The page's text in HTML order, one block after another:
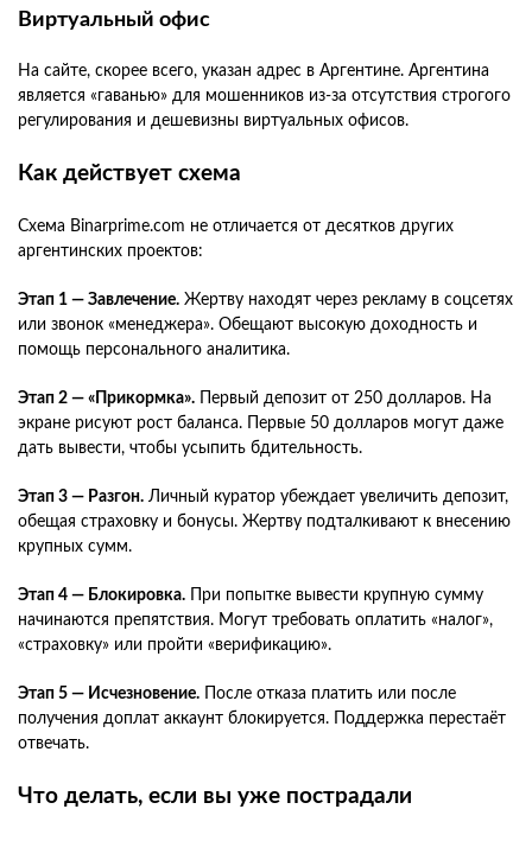
Виртуальный офис
На сайте, скорее всего, указан адрес в Аргентине. Аргентина
является «гаванью» для мошенников из-за отсутствия строгого
регулирования и дешевизны виртуальных офисов.
Как действует схема
Схема Binarprime.com не отличается от десятков других
аргентинских проектов:
Этап 1 — Завлечение. Жертву находят через рекламу в соцсетях
или звонок «менеджера». Обещают высокую доходность и
помощь персонального аналитика.
Этап 2 — «Прикормка». Первый депозит от 250 долларов. На
экране рисуют рост баланса. Первые 50 долларов могут даже
дать вывести, чтобы усыпить бдительность.
Этап 3 — Разгон. Личный куратор убеждает увеличить депозит,
обещая страховку и бонусы. Жертву подталкивают к внесению
крупных сумм.
Этап 4 — Блокировка. При попытке вывести крупную сумму
начинаются препятствия. Могут требовать оплатить «налог»,
«страховку» или пройти «верификацию».
Этап 5 — Исчезновение. После отказа платить или после
получения доплат аккаунт блокируется. Поддержка перестаёт
отвечать.
Что делать, если вы уже пострадали